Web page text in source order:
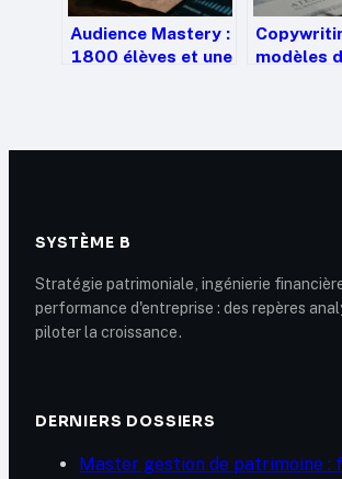
Audience Mastery :
1800 élèves et une
modèles
SYSTÈME B
Stratégie patrimoniale, ingénierie
performance d'entreprise : des repères
piloter la croissance.
DERNIERS DOSSIERS
Master gestion de patrimoine :